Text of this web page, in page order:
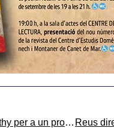
El CEDIM és entrevistat per John McCarthy per a un programa de la BBC de Londres